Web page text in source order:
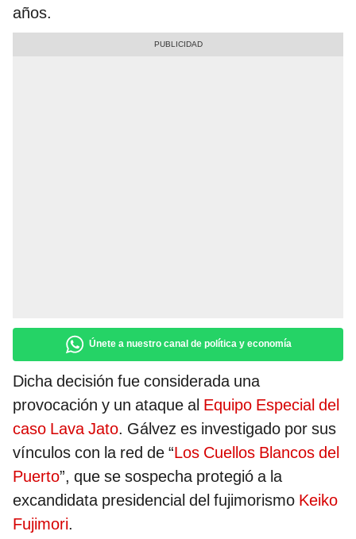
años.
Únete a nuestro canal de política y economía
Dicha decisión fue considerada una
provocación y un ataque al Equipo Especial del
caso Lava Jato. Gálvez es investigado por sus
vínculos con la red de “Los Cuellos Blancos del
Puerto”, que se sospecha protegió a la
excandidata presidencial del fujimorismo Keiko
Fujimori.